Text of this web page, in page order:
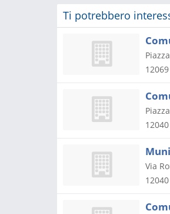
Ti potrebbero
12069
12040
Via
12040